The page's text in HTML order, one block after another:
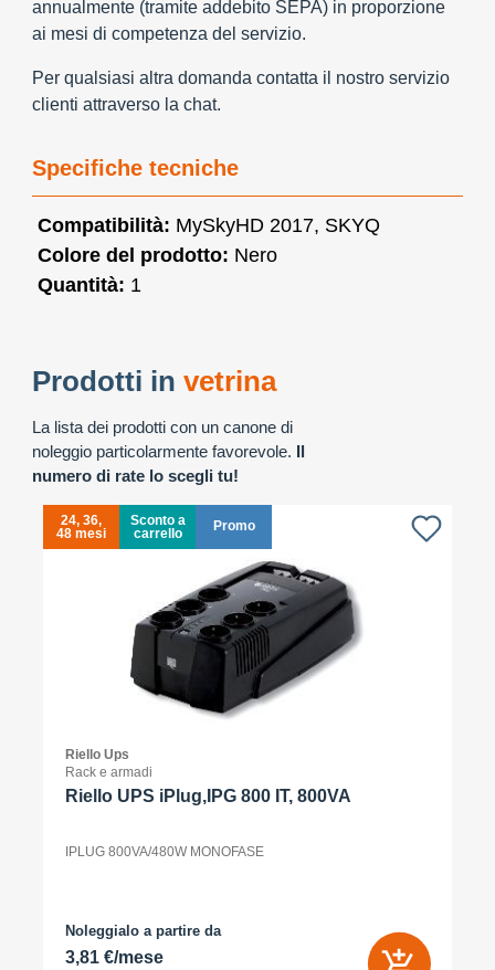
annualmente (tramite addebito SEPA) in proporzione
ai mesi di competenza del servizio.
Per qualsiasi altra domanda contatta il nostro servizio
clienti attraverso la chat.
Specifiche tecniche
Compatibilità: MySkyHD 2017, SKYQ
Colore del prodotto: Nero
Quantità: 1
Prodotti in vetrina
La lista dei prodotti con un canone di
noleggio particolarmente favorevole. Il
numero di rate lo scegli tu!
24, 36,
48 mesi
Sconto a
carrello
Promo
Riello Ups
Rack e armadi
Riello UPS iPlug,IPG 800 IT, 800VA
IPLUG 800VA/480W MONOFASE
Noleggialo a partire da
3,81 €/mese